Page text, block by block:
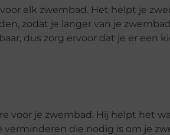
elk zwembad. Het helpt je
zodat je langer van je
dus zorg ervoor dat je er een
voor je zwembad. Hij helpt het
die nodig is om je